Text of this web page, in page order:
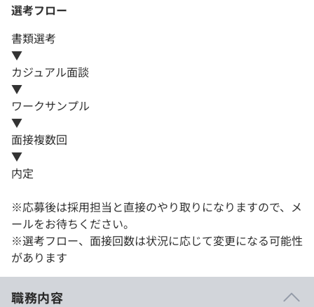
選考フロー
書類選考
▼
カジュアル面談
▼
ワークサンプル
▼
面接複数回
▼
内定
※応募後は採用担当と直接のやり取りになりますので、メ
ールをお待ちください。
※選考フロー、面接回数は状況に応じて変更になる可能性
があります
職務内容